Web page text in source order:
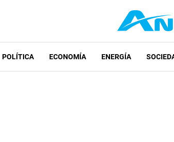
POLÍTICA ECONOMÍA ENERGÍA